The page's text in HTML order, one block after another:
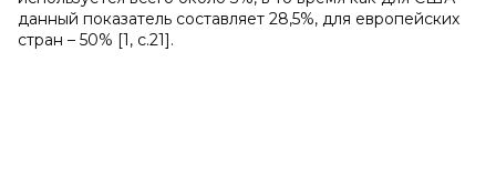
данный показатель составляет 28,5%, для европейских
стран – 50% [1, с.21].